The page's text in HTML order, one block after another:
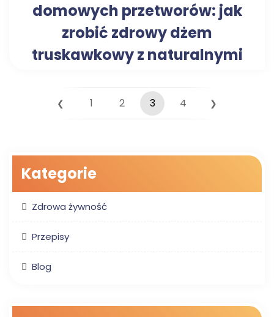
domowych przetworów: jak
zrobić zdrowy dżem
truskawkowy z naturalnymi
❮ 1 2 3 4 ❯
Kategorie
Zdrowa żywność
Przepisy
Blog